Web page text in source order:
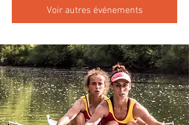
Voir autres événements